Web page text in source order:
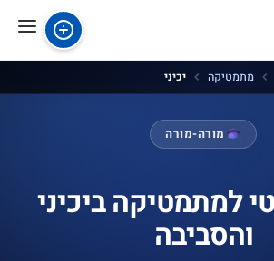
מתמטיקה יכיני
מורה-מורה
למתמטיקה ביכיני
והסביבה